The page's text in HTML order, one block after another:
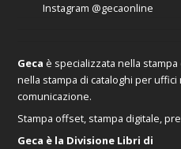
Instagram @gecaonline
Geca è specializzata nella
nella stampa di cataloghi per
comunicazione.
Stampa offset, stampa digitale,
Geca è la Divisione Libri di